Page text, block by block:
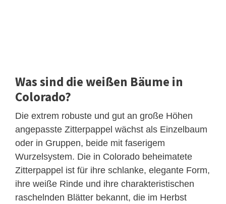
Was sind die weißen Bäume in
Colorado?
Die extrem robuste und gut an große Höhen
angepasste Zitterpappel wächst als Einzelbaum
oder in Gruppen, beide mit faserigem
Wurzelsystem. Die in Colorado beheimatete
Zitterpappel ist für ihre schlanke, elegante Form,
ihre weiße Rinde und ihre charakteristischen
raschelnden Blätter bekannt, die im Herbst